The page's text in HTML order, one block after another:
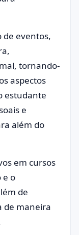
de eventos,
tornando-
aspectos
estudante
e
além do
em cursos
e o
de
de maneira